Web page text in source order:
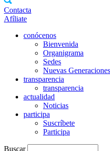
Contacta
Afíliate
conócenos
Bienvenida
Organigrama
Sedes
Nuevas Generaciones
transparencia
transparencia
actualidad
Noticias
participa
Suscríbete
Participa
Buscar